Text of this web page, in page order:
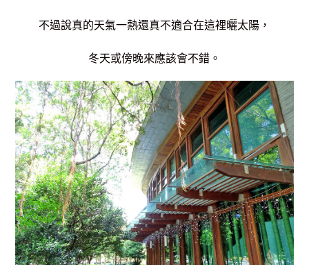
不過說真的天氣一熱還真不適合在這裡曬太陽，
冬天或傍晚來應該會不錯。